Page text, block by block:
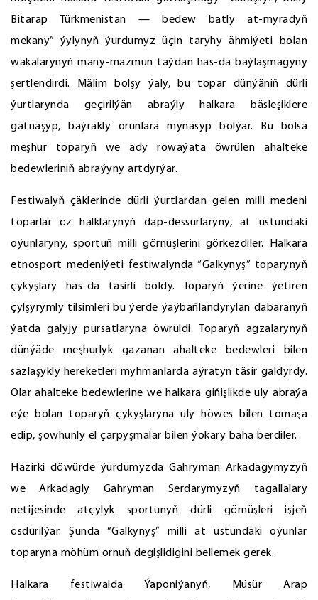
Bitarap Türkmenistan — bedew batly at-myradyň
mekany” ýylynyň ýurdumyz üçin taryhy ähmiýeti bolan
wakalarynyň many-mazmun taýdan has-da baýlaşmagyny
şertlendirdi. Mälim bolşy ýaly, bu topar dünýäniň dürli
ýurtlarynda geçirilýän abraýly halkara bäsleşiklere
gatnaşyp, baýrakly orunlara mynasyp bolýar. Bu bolsa
meşhur toparyň we ady rowaýata öwrülen ahalteke
bedewleriniň abraýyny artdyrýar.
Festiwalyň çäklerinde dürli ýurtlardan gelen milli medeni
toparlar öz halklarynyň däp-dessurlaryny, at üstündäki
oýunlaryny, sportuň milli görnüşlerini görkezdiler. Halkara
etnosport medeniýeti festiwalynda “Galkynyş” toparynyň
çykyşlary has-da täsirli boldy. Toparyň ýerine ýetiren
çylşyrymly tilsimleri bu ýerde ýaýbaňlandyrylan dabaranyň
ýatda galyjy pursatlaryna öwrüldi. Toparyň agzalarynyň
dünýäde meşhurlyk gazanan ahalteke bedewleri bilen
sazlaşykly hereketleri myhmanlarda aýratyn täsir galdyrdy.
Olar ahalteke bedewlerine we halkara giňişlikde uly abraýa
eýe bolan toparyň çykyşlaryna uly höwes bilen tomaşa
edip, şowhunly el çarpyşmalar bilen ýokary baha berdiler.
Häzirki döwürde ýurdumyzda Gahryman Arkadagymyzyň
we Arkadagly Gahryman Serdarymyzyň tagallalary
netijesinde atçylyk sportunyň dürli görnüşleri işjeň
ösdürilýär. Şunda “Galkynyş” milli at üstündäki oýunlar
toparyna möhüm ornuň degişlidigini bellemek gerek.
Halkara festiwalda Ýaponiýanyň, Müsür Arap